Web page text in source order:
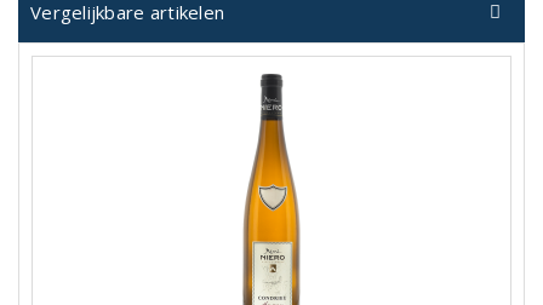
Vergelijkbare artikelen